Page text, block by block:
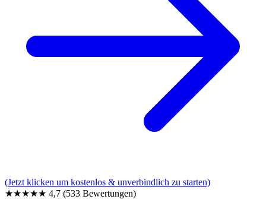
(Jetzt klicken um kostenlos & unverbindlich zu starten)
★★★★★ 4,7 (533 Bewertungen)